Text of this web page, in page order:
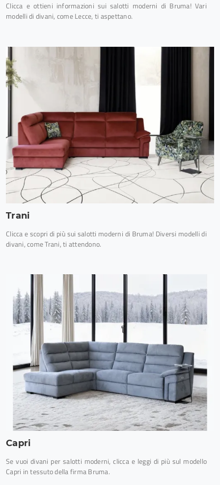
Clicca e ottieni informazioni sui salotti moderni di Bruma! Vari
modelli di divani, come Lecce, ti aspettano.
Trani
Clicca e scopri di più sui salotti moderni di Bruma! Diversi modelli di
divani, come Trani, ti attendono.
Capri
Se vuoi divani per salotti moderni, clicca e leggi di più sul modello
Capri in tessuto della firma Bruma.